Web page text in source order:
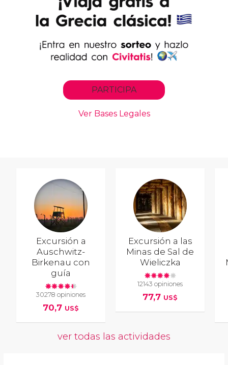
Excursión a
Auschwitz-
Birkenau con
guía
30278 opiniones
70,7 US$
Excursión a las
Minas de Sal de
Wieliczka
12143 opiniones
77,7 US$
ver todas las actividades